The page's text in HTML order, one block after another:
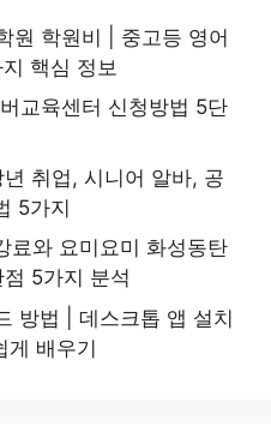
원 학원비 | 중고등 영어
핵심 정보
교육센터 신청방법 5단
취업, 시니어 알바, 공
5가지
료와 요미요미 화성동탄
5가지 분석
방법 | 데스크톱 앱 설치
게 배우기